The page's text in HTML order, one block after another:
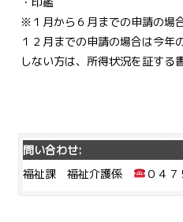
※１月から６月までの申請の場
１２月までの申請の場合は今年
しない方は、所得状況を証する
問い合わせ:
福祉課 福祉介護係
０４